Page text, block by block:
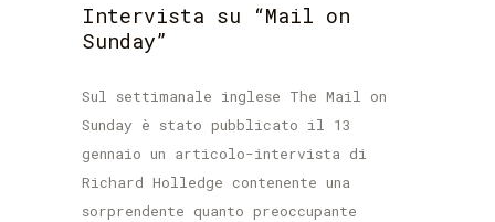
Intervista su “Mail on
Sunday”
Sul settimanale inglese The Mail on
Sunday è stato pubblicato il 13
gennaio un articolo-intervista di
Richard Holledge contenente una
sorprendente quanto preoccupante